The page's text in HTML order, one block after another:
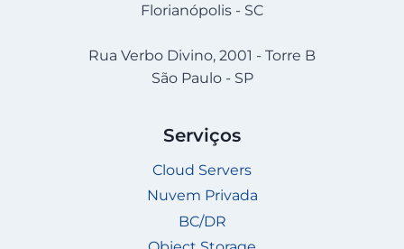
Florianópolis - SC
Rua Verbo Divino, 2001 - Torre B
São Paulo - SP
Serviços
Cloud Servers
Nuvem Privada
BC/DR